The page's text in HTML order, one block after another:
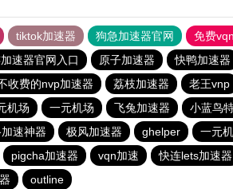
tiktok加速器 狗急加速器官网 免费
速器官网入口 原子加速器 快鸭加速器
收费的nvp加速器 荔枝加速器 老王vnp
机场 一元机场 飞兔加速器 小蓝鸟
速神器 极风加速器 ghelper 一元
pigcha加速器 vqn加速 快连lets加速器
outline